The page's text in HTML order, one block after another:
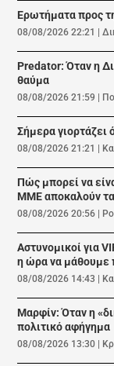
Ερωτήματα προς
08/08/2026 22:21 |
Predator: Όταν η
θαύμα
08/08/2026 21:59
Σήμερα γιορτάζει
08/08/2026 21:21
Πώς μπορεί να
ΜΜΕ αποκαλούν τα
08/08/2026 20:56
Αστυνομικοί για
η ώρα να μάθουμε
08/08/2026 14:43
Μαρφίν: Όταν η
πολιτικό αφήγημα
08/08/2026 13:30